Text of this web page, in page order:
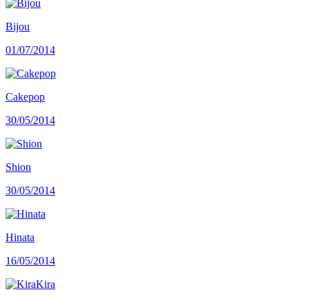
Bijou
01/07/2014
Cakepop
30/05/2014
Shion
30/05/2014
Hinata
16/05/2014